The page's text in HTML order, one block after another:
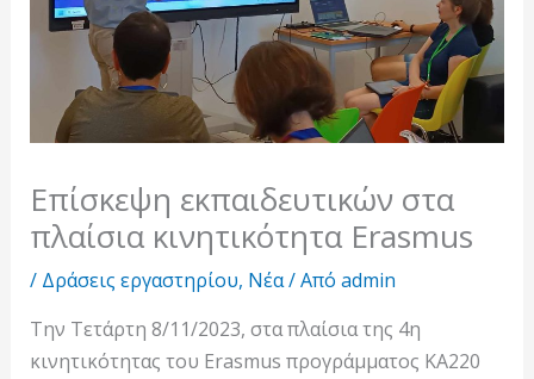
Επίσκεψη εκπαιδευτικών στα
πλαίσια κινητικότητα Erasmus
/ Δράσεις εργαστηρίου, Νέα/ Από admin
Την Τετάρτη 8/11/2023, στα πλαίσια της 4η
κινητικότητας του Erasmus προγράμματος ΚΑ220